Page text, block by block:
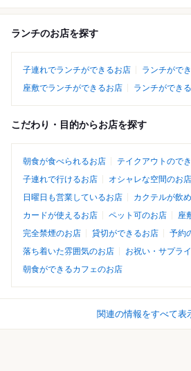
ランチのお店を探す
子連れでランチができるお店
ランチがで
座敷でランチができるお店
ランチができ
こだわり・目的からお店を探す
朝食が食べられるお店
テイクアウトので
子連れで行けるお店
オシャレな空間のお店
日曜日も営業しているお店
カクテルが飲
カードが使えるお店
ペット可のお店
座
完全禁煙のお店
貸切ができるお店
予約
落ち着いた雰囲気のお店
お祝い・サプラ
朝食ができるカフェのお店
関連の情報をすべて表